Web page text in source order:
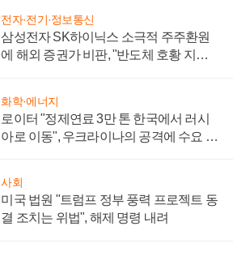
전자·전기·정보통신
삼성전자 SK하이닉스 소극적 주주환원
에 해외 증권가 비판, "반도체 호황 지속
화학·에너지
로이터 "정제연료 3만 톤 한국에서 러시
아로 이동", 우크라이나의 공격에 수요 늘
사회
미국 법원 "트럼프 정부 풍력 프로젝트 동
결 조치는 위법", 해제 명령 내려